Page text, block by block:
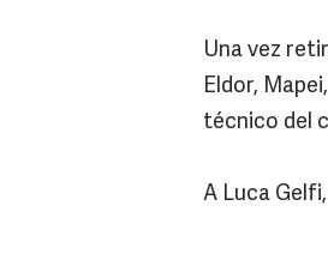
Una vez
Eldor,
técnico del
A Luca